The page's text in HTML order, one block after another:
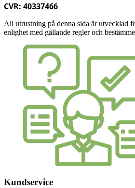
CVR: 40337466
All utrustning på denna sida är utvecklad
enlighet med gällande regler och
Kundservice